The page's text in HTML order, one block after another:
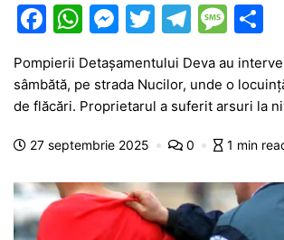
F
a
c
e
b
o
o
k
W
at
s
A
p
M
s
s
e
g
er
T
w
itt
er
T
e
gr
a
m
M
e
s
s
a
e
a
ă
Pompierii Detașamentului Deva au
sâmbătă, pe strada Nucilor, unde o
de flăcări. Proprietarul a suferit arsuri la
27 septembrie 2025 0 1 min